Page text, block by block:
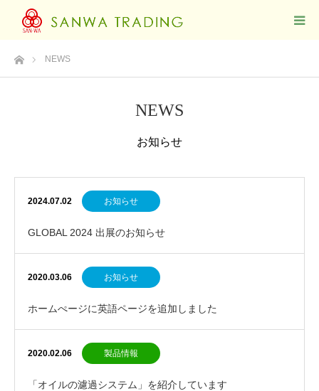
ホームNEWS
NEWS
お知らせ
2024.07.02 お知らせ
GLOBAL 2024 出展のお知らせ
2020.03.06 お知らせ
ホームぺージに英語ページを追加しました
2020.02.06 製品情報
「オイルの濾過システム」を紹介しています